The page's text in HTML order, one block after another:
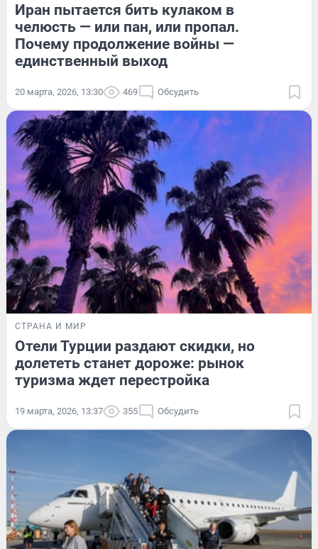
Иран пытается бить кулаком в
челюсть — или пан, или пропал.
Почему продолжение войны —
единственный выход
20 марта, 2026, 13:30 469 Обсудить
СТРАНА И МИР
Отели Турции раздают скидки, но
долететь станет дороже: рынок
туризма ждет перестройка
19 марта, 2026, 13:37 355 Обсудить